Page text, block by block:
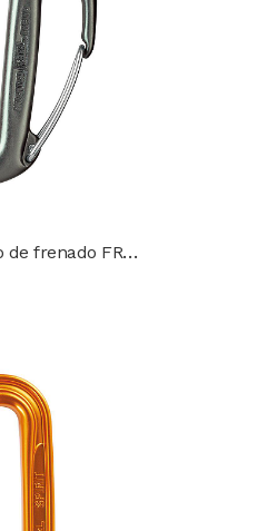
Mosquetón con gancho de frenado FREINO PETZL